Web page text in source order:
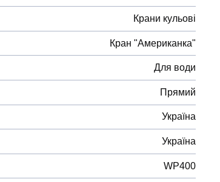
Крани кульові
Кран "Американка"
Для води
Прямий
Україна
Україна
WP400